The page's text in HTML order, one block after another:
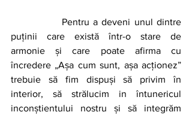
puținii care există într-o stare de
armonie și care poate afirma cu
încredere „Așa cum sunt, așa acționez”
trebuie să fim dispuși să privim în
interior, să strălucim in întunericul
inconștientului nostru și să integrăm